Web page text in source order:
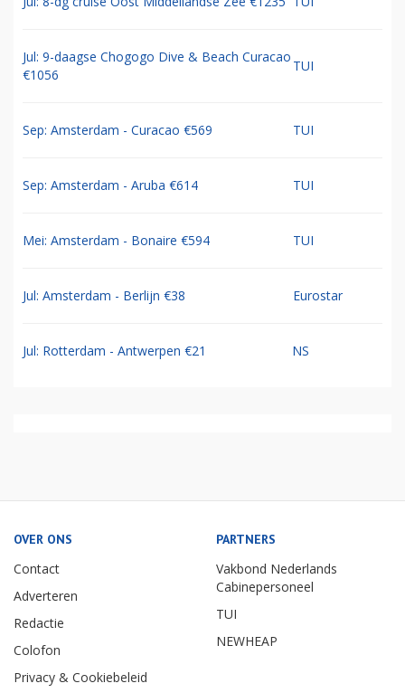
Jul: 9-daagse Chogogo Dive & Beach Curacao
€1056
TUI
Sep: Amsterdam - Curacao €569 TUI
Sep: Amsterdam - Aruba €614 TUI
Mei: Amsterdam - Bonaire €594 TUI
Jul: Amsterdam - Berlijn €38 Eurostar
Jul: Rotterdam - Antwerpen €21 NS
OVER ONS
Contact
Adverteren
Redactie
Colofon
Privacy & Cookiebeleid
PARTNERS
Vakbond Nederlands
Cabinepersoneel
TUI
NEWHEAP